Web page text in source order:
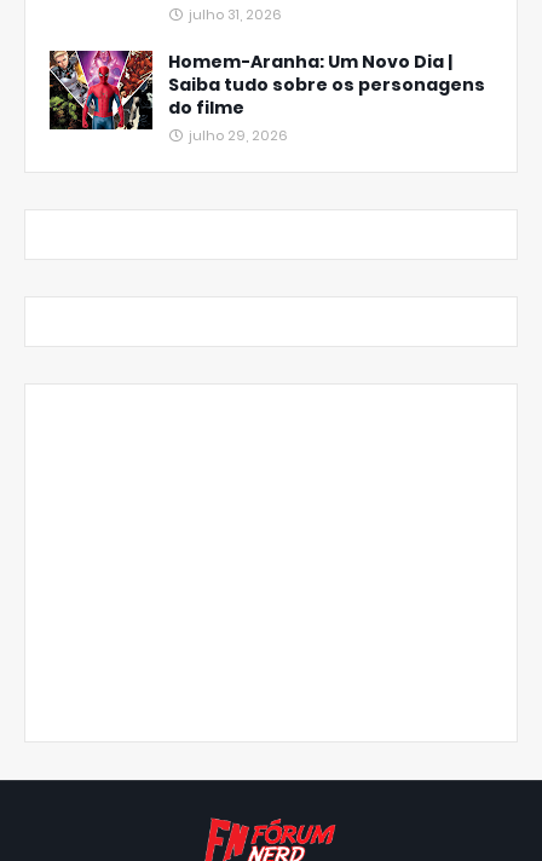
julho 31, 2026
Homem-Aranha: Um Novo Dia |
Saiba tudo sobre os personagens
do filme
julho 29, 2026